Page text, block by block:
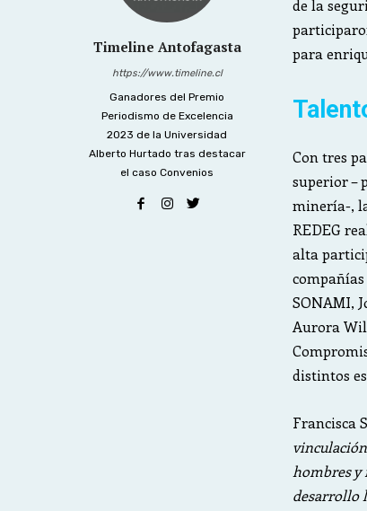
Timeline Antofagasta
https://www.timeline.cl
Ganadores del Premio
Periodismo de Excelencia
2023 de la Universidad
Alberto Hurtado tras destacar
el caso Convenios
de la
para
Con tres
superior –
minería-,
REDEG
alta
SONAMI,
Aurora
distintos
Francisca
hombres y
desarrollo